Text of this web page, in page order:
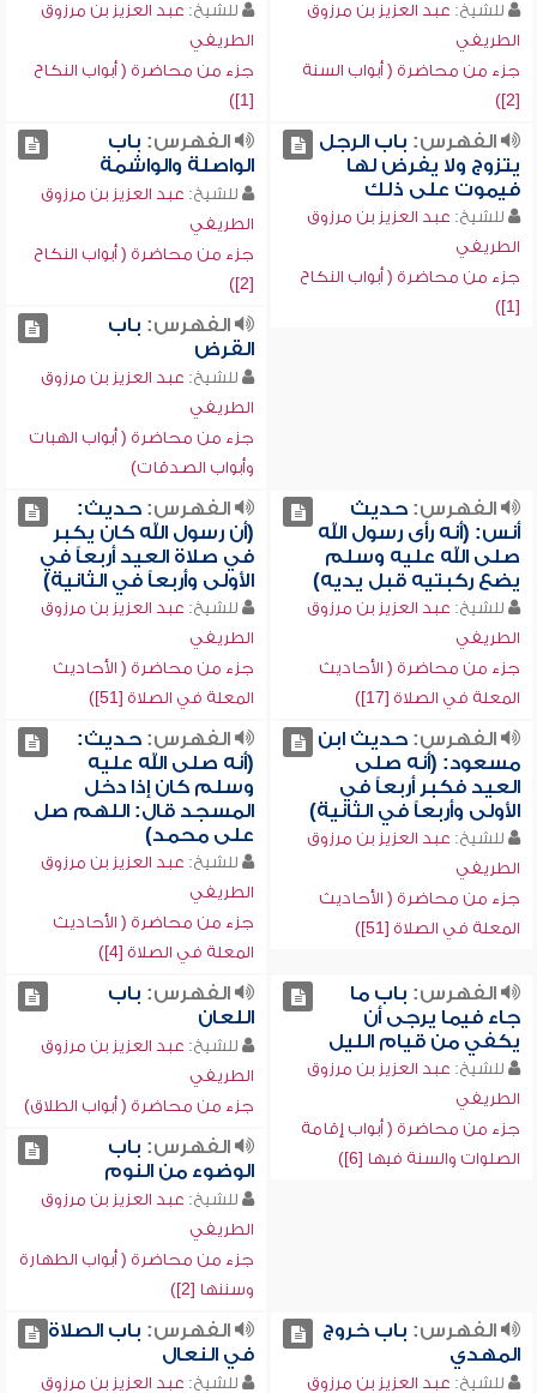
للشيخ: عبد العزيز بن مرزوق
الطريفي
جزء من محاضرة ( أبواب السنة
[2])
للشيخ: عبد العزيز بن مرزوق
الطريفي
جزء من محاضرة ( أبواب النكاح
[1])
الفهرس: باب الرجل
يتزوج ولا يفرض لها
فيموت على ذلك
للشيخ: عبد العزيز بن مرزوق
الطريفي
جزء من محاضرة ( أبواب النكاح
[1])
الفهرس: باب
الواصلة والواشمة
للشيخ: عبد العزيز بن مرزوق
الطريفي
جزء من محاضرة ( أبواب النكاح
[2])
الفهرس: باب
القرض
للشيخ: عبد العزيز بن مرزوق
الطريفي
جزء من محاضرة ( أبواب الهبات
وأبواب الصدقات)
الفهرس:حديث
أنس: (أنه رأى رسول الله
صلى الله عليه وسلم
يضع ركبتيه قبل يديه)
للشيخ: عبد العزيز بن مرزوق
الطريفي
جزء من محاضرة ( الأحاديث
المعلة في الصلاة [17])
الفهرس:حديث:
(أن رسول الله كان يكبر
في صلاة العيد أربعاً في
الأولى وأربعاً في الثانية)
للشيخ: عبد العزيز بن مرزوق
الطريفي
جزء من محاضرة ( الأحاديث
المعلة في الصلاة [51])
الفهرس:حديث ابن
مسعود: (أنه صلى
العيد فكبر أربعاً في
الأولى وأربعاً في الثانية)
للشيخ: عبد العزيز بن مرزوق
الطريفي
جزء من محاضرة ( الأحاديث
المعلة في الصلاة [51])
الفهرس:حديث:
(أنه صلى الله عليه
وسلم كان إذا دخل
المسجد قال: اللهم صل
على محمد)
للشيخ: عبد العزيز بن مرزوق
الطريفي
جزء من محاضرة ( الأحاديث
المعلة في الصلاة [4])
الفهرس: باب ما
جاء فيما يرجى أن
يكفي من قيام الليل
للشيخ: عبد العزيز بن مرزوق
الطريفي
جزء من محاضرة ( أبواب إقامة
الصلوات والسنة فيها [6])
الفهرس: باب
اللعان
للشيخ: عبد العزيز بن مرزوق
الطريفي
جزء من محاضرة ( أبواب الطلاق)
الفهرس: باب
الوضوء من النوم
للشيخ: عبد العزيز بن مرزوق
الطريفي
جزء من محاضرة ( أبواب الطهارة
وسننها [2])
الفهرس: باب خروج
المهدي
للشيخ: عبد العزيز بن مرزوق
الفهرس: باب الصلاة
في النعال
للشيخ: عبد العزيز بن مرزوق